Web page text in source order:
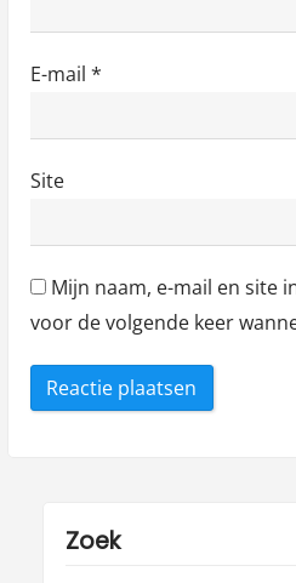
E-mail *
Site
Mijn naam, e-mail en site
voor de volgende keer
Zoek